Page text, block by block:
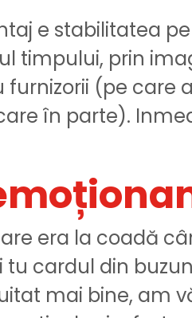
e stabilitatea
timpului, prin
(pe care
în parte).
era la coadă
cardul din
mai bine, am